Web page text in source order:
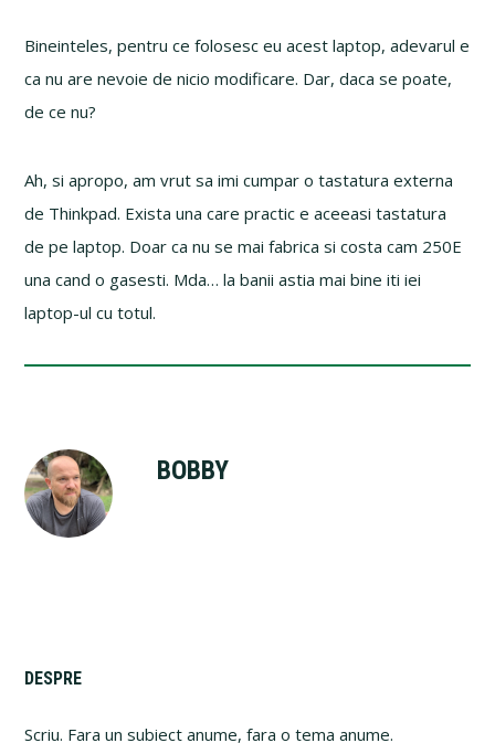
Bineinteles, pentru ce folosesc eu acest laptop, adevarul e
ca nu are nevoie de nicio modificare. Dar, daca se poate,
de ce nu?
Ah, si apropo, am vrut sa imi cumpar o tastatura externa
de Thinkpad. Exista una care practic e aceeasi tastatura
de pe laptop. Doar ca nu se mai fabrica si costa cam 250E
una cand o gasesti. Mda… la banii astia mai bine iti iei
laptop-ul cu totul.
BOBBY
Primary
DESPRE
Scriu. Fara un subiect anume, fara o tema anume.